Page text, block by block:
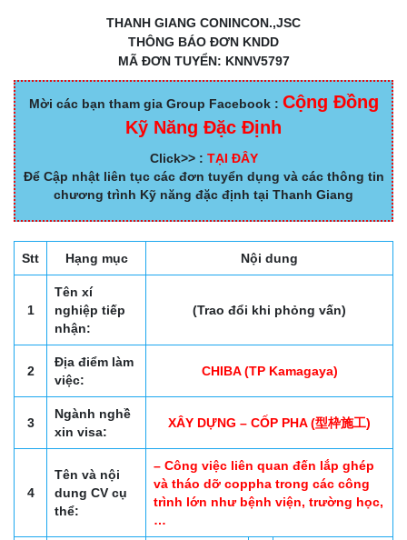
THANH GIANG CONINCON.,JSC
THÔNG BÁO ĐƠN KNDD
MÃ ĐƠN TUYỂN: KNNV5797
Mời các bạn tham gia Group Facebook : Cộng Đồng
Kỹ Năng Đặc Định
Click>> : TẠI ĐÂY
Để Cập nhật liên tục các đơn tuyển dụng và các thông tin
chương trình Kỹ năng đặc định tại Thanh Giang
Stt Hạng mục Nội dung
1
Tên xí
nghiệp tiếp
nhận:
(Trao đổi khi phỏng vấn)
2
Địa điểm làm
việc:
CHIBA (TP Kamagaya)
3
Ngành nghề
xin visa:
XÂY DỰNG – CỐP PHA (型枠施工)
4
Tên và nội
dung CV cụ
thể:
– Công việc liên quan đến lắp ghép
và tháo dỡ coppha trong các công
trình lớn như bệnh viện, trường học,
…